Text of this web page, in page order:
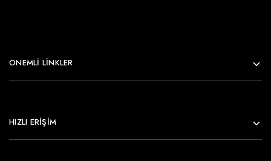
ÖNEMLI LINKLER
HIZLI ERİŞİM